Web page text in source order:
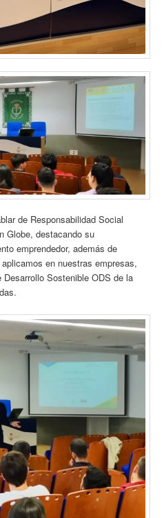
de Responsabilidad Social
Globe, destacando su
emprendedor, además de
en nuestras empresas,
Sostenible ODS de la